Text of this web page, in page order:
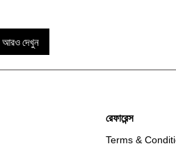
আরও দেখুন
রেফারেন্স
Terms &